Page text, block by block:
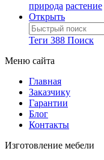
природа растение
Открыть
Теги 388 Поиск
Меню сайта
Главная
Заказчику
Гарантии
Блог
Контакты
Изготовление мебели